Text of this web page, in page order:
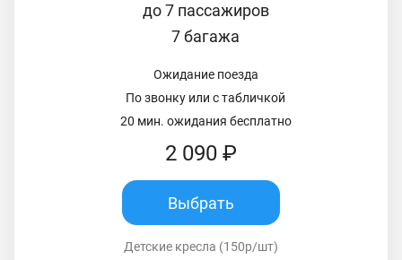
до 7 пассажиров
7 багажа
Ожидание поезда
По звонку или с табличкой
20 мин. ожидания бесплатно
2 090 ₽
Выбрать
Детские кресла (150р/шт)